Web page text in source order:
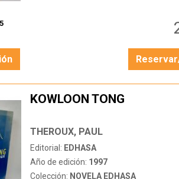
KOWLOON TONG
THEROUX, PAUL
Editorial: EDHASA
Año de edición: 1997
Colección: NOVELA EDHASA